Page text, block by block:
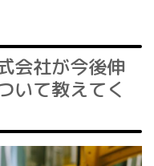
会社が今後伸
いて教えてく